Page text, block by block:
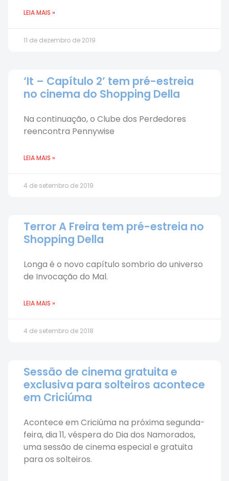
LEIA MAIS »
11 de dezembro de 2019
‘It – Capítulo 2’ tem pré-estreia
no cinema do Shopping Della
Na continuação, o Clube dos Perdedores
reencontra Pennywise
LEIA MAIS »
4 de setembro de 2019
Terror A Freira tem pré-estreia no
Shopping Della
Longa é o novo capítulo sombrio do universo
de Invocação do Mal.
LEIA MAIS »
4 de setembro de 2018
Sessão de cinema gratuita e
exclusiva para solteiros acontece
em Criciúma
Acontece em Criciúma na próxima segunda-
feira, dia 11, véspera do Dia dos Namorados,
uma sessão de cinema especial e gratuita
para os solteiros.